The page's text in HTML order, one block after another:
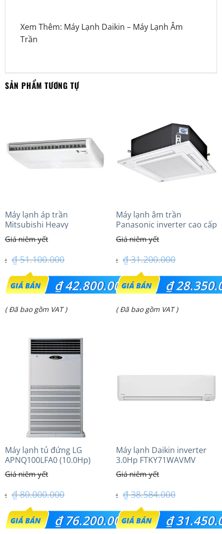
Xem Thêm: Máy Lạnh Daikin – Máy Lạnh Âm
Trần
SẢN PHẨM TƯƠNG TỰ
Máy lạnh áp trần
Mitsubishi Heavy
FDE100VG (4.0Hp) Cao cấp
– 3 Pha
₫51.100.000
Giá
gốc
là:
₫42.800.000
Giá
( Đã bao gồm VAT )
Máy lạnh âm trần
Panasonic inverter cao cấp
(2.5Hp) S-1821PU3HA/U-
21PRH1H5
₫31.200.000
Giá
gốc
là:
₫
Giá
₫ 28.350.000.
( Đã bao gồm VAT )
Máy lạnh tủ đứng LG
APNQ100LFA0 (10.0Hp)
₫80.000.000
Giá
gốc
₫76.200.000
Máy lạnh Daikin inverter
3.0Hp FTKY71WAVMV
₫38.584.000
Giá
gốc
₫